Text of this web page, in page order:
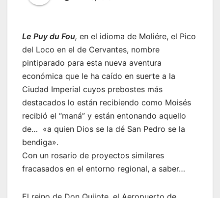
Le Puy du Fou, en el idioma de Moliére, el Pico
del Loco en el de Cervantes, nombre
pintiparado para esta nueva aventura
económica que le ha caído en suerte a la
Ciudad Imperial cuyos prebostes más
destacados lo están recibiendo como Moisés
recibió el “maná” y están entonando aquello
de… «a quien Dios se la dé San Pedro se la
bendiga».
Con un rosario de proyectos similares
fracasados en el entorno regional, a saber…